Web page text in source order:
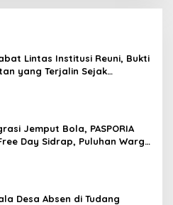
Lintas Institusi Reuni, Bukti
yang Terjalin Sejak
Jemput Bola, PASPORIA
Day Sidrap, Puluhan Warga
Desa Absen di Tudang